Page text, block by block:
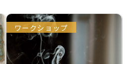
ワークショップ